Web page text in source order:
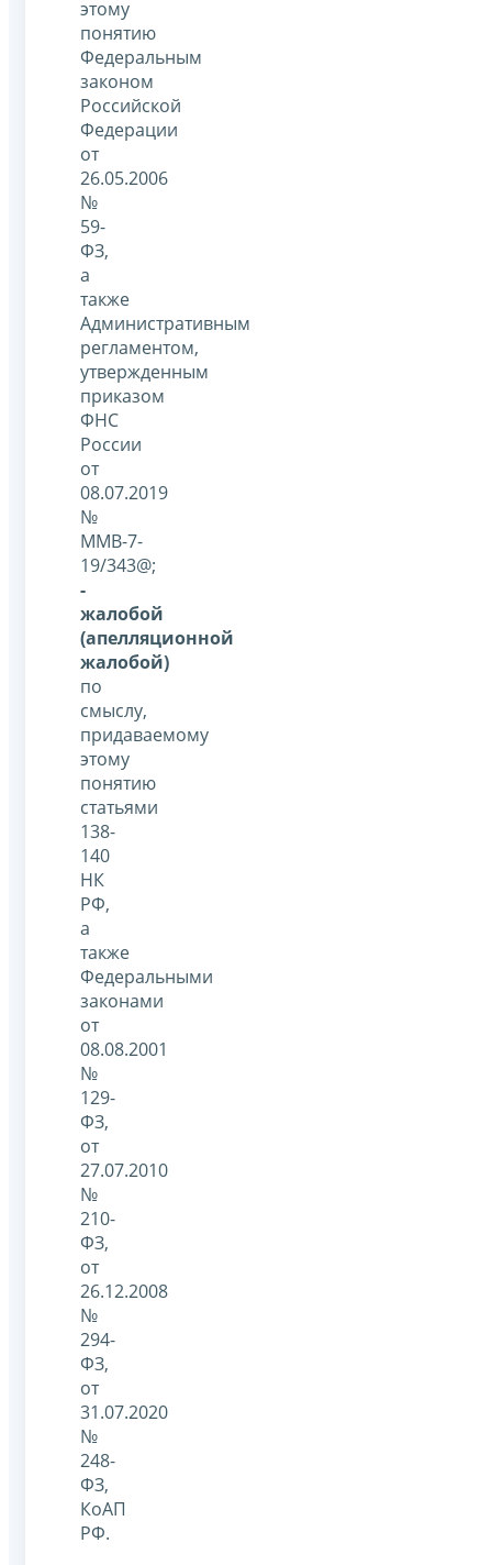
этому
понятию
Федеральным
законом
Российской
Федерации
от
26.05.2006
№
59-
ФЗ,
а
также
Административным
регламентом,
утвержденным
приказом
ФНС
России
от
08.07.2019
№
ММВ-7-
19/343@;
-
жалобой
(апелляционной
жалобой)
по
смыслу,
придаваемому
этому
понятию
статьями
138-
140
НК
РФ,
а
также
Федеральными
законами
от
08.08.2001
№
129-
ФЗ,
от
27.07.2010
№
210-
ФЗ,
от
26.12.2008
№
294-
ФЗ,
от
31.07.2020
№
248-
ФЗ,
КоАП
РФ.